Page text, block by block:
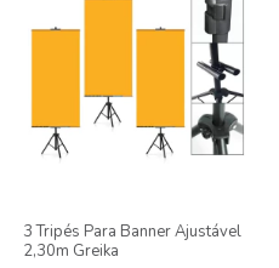
3 Tripés Para Banner Ajustável
2,30m Greika